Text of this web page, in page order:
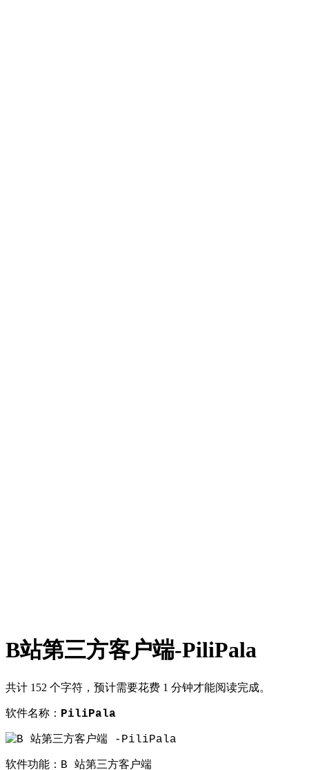
B站第三方客户端-PiliPala
共计 152 个字符，预计需要花费 1 分钟才能阅读完成。
软件名称： PiliPala
软件功能：B 站第三方客户端